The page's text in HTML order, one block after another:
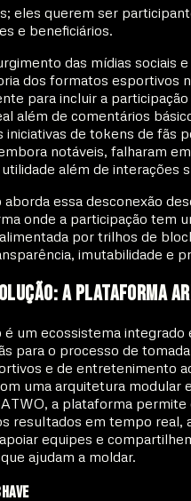
eles querem ser
e beneficiários.
das mídias sociais
dos formatos esportivos
para incluir a
além de comentários
iniciativas de tokens de fãs
notáveis, falharam
além de interações
aborda essa desconexão
onde a participação tem
por trilhos de
imutabilidade e
A Plataforma
é um ecossistema integrado
para o processo de
e de entretenimento
uma arquitetura modular
a plataforma permite
resultados em tempo real,
equipes e
ajudam a moldar.